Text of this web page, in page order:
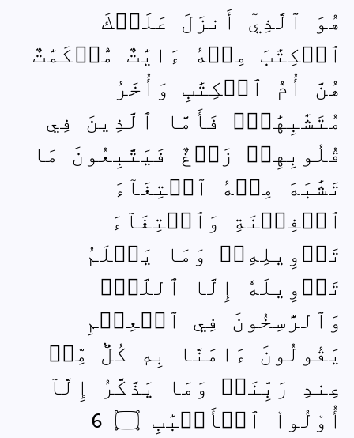
هُوَ ٱلَّذِيٓ أَنزَلَ عَلَيۡكَ
ٱلۡكِتَٰبَ مِنۡهُ ءَايَٰتٌ مُّحۡكَمَٰتٌ
هُنَّ أُمُّ ٱلۡكِتَٰبِ وَأُخَرُ
مُتَشَٰبِهَٰتٞۖ فَأَمَّا ٱلَّذِينَ فِي
قُلُوبِهِمۡ زَيۡغٌ فَيَتَّبِعُونَ مَا
تَشَٰبَهَ مِنۡهُ ٱبۡتِغَآءَ
ٱلۡفِتۡنَةِ وَٱبۡتِغَآءَ
تَأۡوِيلِهِۦۖ وَمَا يَعۡلَمُ
تَأۡوِيلَهٗ إِلَّا ٱللَّهُۗ
وَٱلرَّٰسِخُونَ فِي ٱلۡعِلۡمِ
يَقُولُونَ ءَامَنَّا بِهٖ كُلّٞ مِّنۡ
عِندِ رَبِّنَاۗ وَمَا يَذَّكَّرُ إِلَّآ
أُوْلُواْ ٱلۡأَلۡبَٰبِ ۝ 6